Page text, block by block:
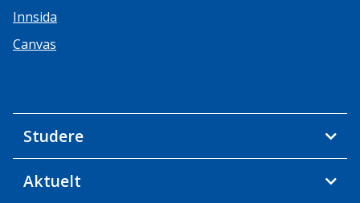
Innsida
Canvas
Studere
Aktuelt